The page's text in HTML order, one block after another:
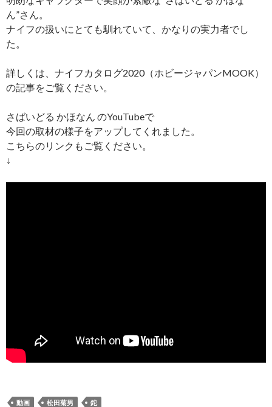
ん”さん。
ナイフの扱いにとても馴れていて、かなりの実力者でし
た。
詳しくは、ナイフカタログ2020（ホビージャパンMOOK）
の記事をご覧ください。
さばいどる かほなん のYouTubeで
今回の取材の様子をアップしてくれました。
こちらのリンクもご覧ください。
↓
動画 松田菊男 鉈